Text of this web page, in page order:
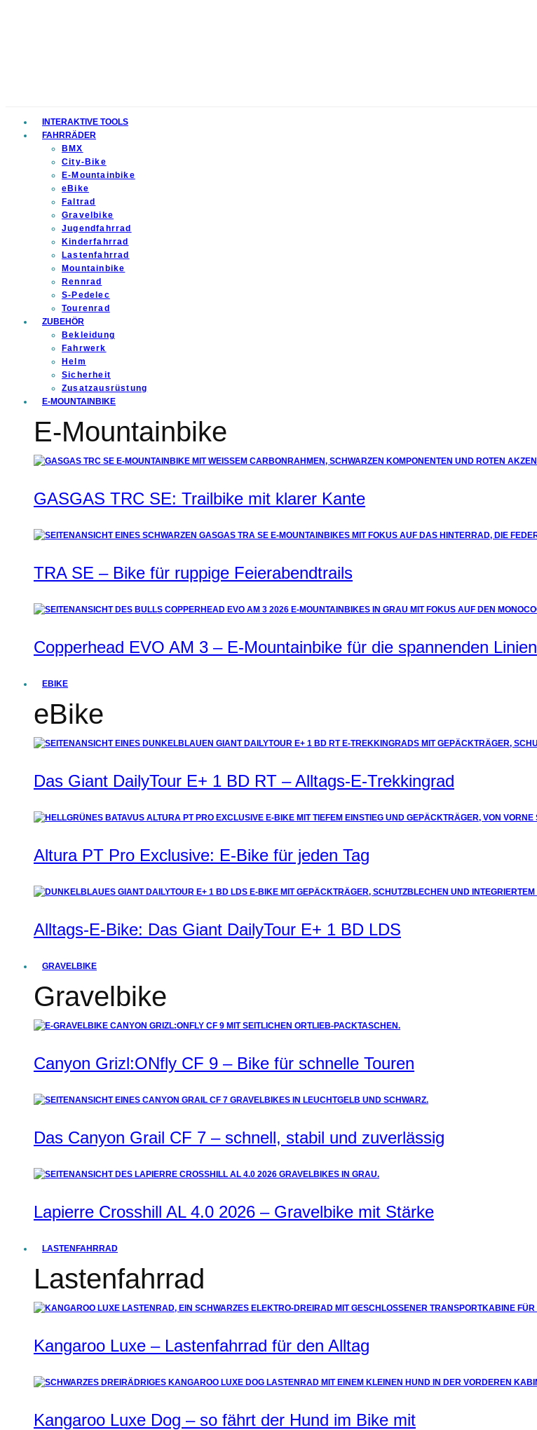
INTERAKTIVE TOOLS
FAHRRÄDER
BMX
City-Bike
E-Mountainbike
eBike
Faltrad
Gravelbike
Jugendfahrrad
Kinderfahrrad
Lastenfahrrad
Mountainbike
Rennrad
S-Pedelec
Tourenrad
ZUBEHÖR
Bekleidung
Fahrwerk
Helm
Sicherheit
Zusatzausrüstung
E-MOUNTAINBIKE
E-Mountainbike
GASGAS TRC SE: Trailbike mit klarer Kante
TRA SE – Bike für ruppige Feierabendtrails
Copperhead EVO AM 3 – E-Mountainbike für die spannenden Linien
EBIKE
eBike
Das Giant DailyTour E+ 1 BD RT – Alltags-E-Trekkingrad
Altura PT Pro Exclusive: E-Bike für jeden Tag
Alltags-E-Bike: Das Giant DailyTour E+ 1 BD LDS
GRAVELBIKE
Gravelbike
Canyon Grizl:ONfly CF 9 – Bike für schnelle Touren
Das Canyon Grail CF 7 – schnell, stabil und zuverlässig
Lapierre Crosshill AL 4.0 2026 – Gravelbike mit Stärke
LASTENFAHRRAD
Lastenfahrrad
Kangaroo Luxe – Lastenfahrrad für den Alltag
Kangaroo Luxe Dog – so fährt der Hund im Bike mit